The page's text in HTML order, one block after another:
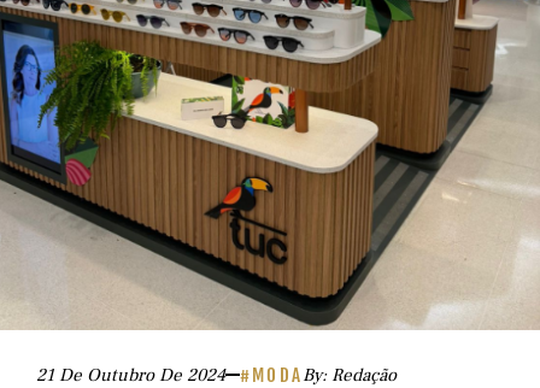
21 De Outubro De 2024 #MODABy: Redação